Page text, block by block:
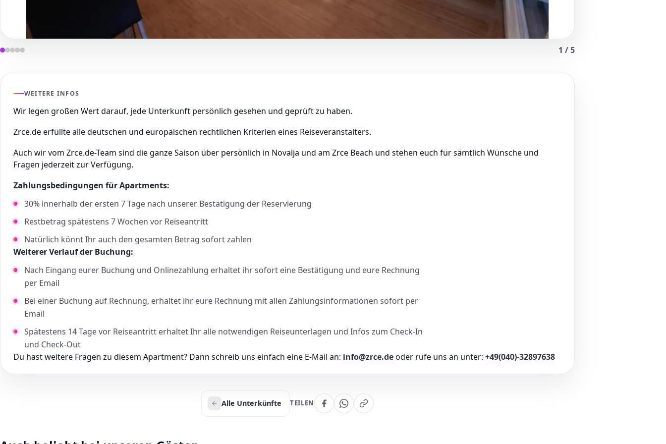
1 /5
WEITERE INFOS
Wir legen großen Wert darauf, jede Unterkunft persönlich gesehen und geprüft zu haben.
Zrce.de erfüllte alle deutschen und europäischen rechtlichen Kriterien eines Reiseveranstalters.
Auch wir vom Zrce.de-Team sind die ganze Saison über persönlich in Novalja und am Zrce Beach und stehen euch für sämtlich Wünsche und
Fragen jederzeit zur Verfügung.
Zahlungsbedingungen für Apartments:
30% innerhalb der ersten 7 Tage nach unserer Bestätigung der Reservierung
Restbetrag spätestens 7 Wochen vor Reiseantritt
Natürlich könnt Ihr auch den gesamten Betrag sofort zahlen
Weiterer Verlauf der Buchung:
Nach Eingang eurer Buchung und Onlinezahlung erhaltet ihr sofort eine Bestätigung und eure Rechnung
per Email
Bei einer Buchung auf Rechnung, erhaltet ihr eure Rechnung mit allen Zahlungsinformationen sofort per
Email
Spätestens 14 Tage vor Reiseantritt erhaltet Ihr alle notwendigen Reiseunterlagen und Infos zum Check-In
und Check-Out
Du hast weitere Fragen zu diesem Apartment? Dann schreib uns einfach eine E-Mail an: info@zrce.deoder rufe uns an unter: +49(040)-32897638
Alle Unterkünfte TEILEN